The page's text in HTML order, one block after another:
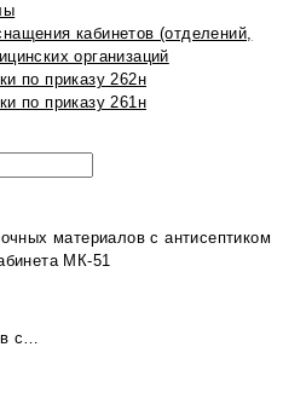
кабинетов (отделений,
организаций
по приказу 262н
по приказу 261н
материалов с антисептиком
МК-51
с…